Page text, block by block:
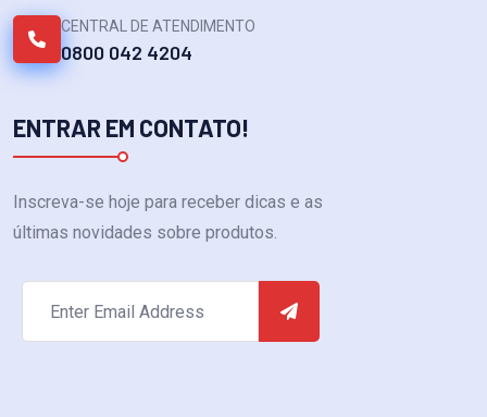
CENTRAL DE ATENDIMENTO
0800 042 4204
ENTRAR EM CONTATO!
Inscreva-se hoje para receber dicas e as
últimas novidades sobre produtos.